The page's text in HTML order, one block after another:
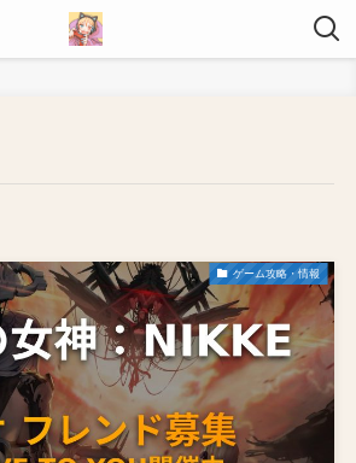
ゲーム攻略・情報